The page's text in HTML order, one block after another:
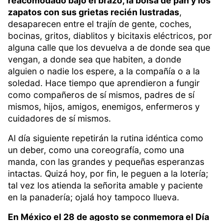
zapatos con sus grietas recién lustradas,
desaparecen entre el trajín de gente, coches,
bocinas, gritos, diablitos y bicitaxis eléctricos, por
alguna calle que los devuelva a de donde sea que
vengan, a donde sea que habiten, a donde
alguien o nadie los espere, a la compañía o a la
soledad. Hace tiempo que aprendieron a fungir
como compañeros de sí mismos, padres de sí
mismos, hijos, amigos, enemigos, enfermeros y
cuidadores de sí mismos.
Al día siguiente repetirán la rutina idéntica como
un deber, como una coreografía, como una
manda, con las grandes y pequeñas esperanzas
intactas. Quizá hoy, por fin, le peguen a la lotería;
tal vez los atienda la señorita amable y paciente
en la panadería; ojalá hoy tampoco llueva.
En México el 28 de agosto se conmemora el Día